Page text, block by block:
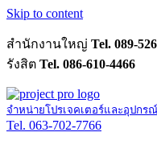
Skip to content
สำนักงานใหญ่ Tel. 089-
รังสิต Tel. 086-610-4466
จำหน่ายโปรเจคเตอร์และอุปกร
Tel. 063-702-7766